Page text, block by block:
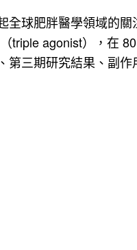
全球肥胖醫學領域的關
triple agonist），在 80
第三期研究結果、副作